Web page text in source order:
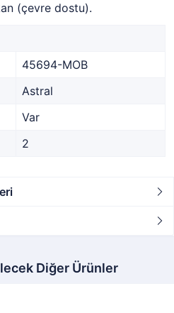
(çevre dostu).
45694-MOB
Astral
Var
2
Diğer Ürünler